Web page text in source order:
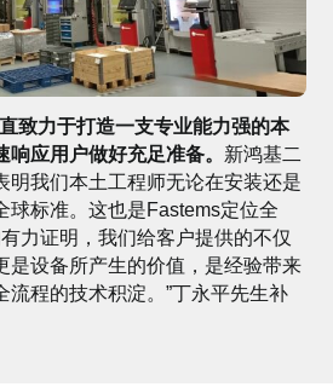
致力于打造一支专业能力强的本
应用户做好充足准备。 新鸿基二
明我们本土工程师无论在安装还是
球标准。这也是Fastems定位全
力证明，我们给客户提供的不仅
是设备所产生的价值，是经验带来
流程的技术积淀。”丁永平先生补